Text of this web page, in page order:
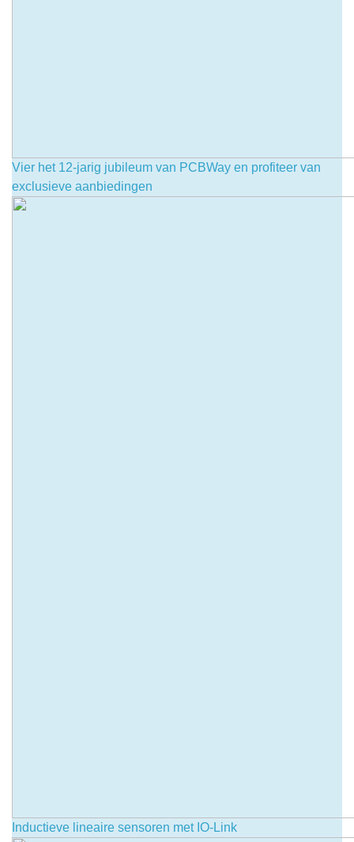
Vier het 12-jarig jubileum van PCBWay en profiteer van
exclusieve aanbiedingen
Inductieve lineaire sensoren met IO-Link